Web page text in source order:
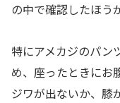
の中で確認したほう
特にアメカジのパン
め、座ったときにお
ジワが出ないか、膝